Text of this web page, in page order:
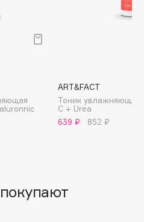
ART&FACT
Тоник увлажняющий
C + Urea
639 ₽
852 ₽